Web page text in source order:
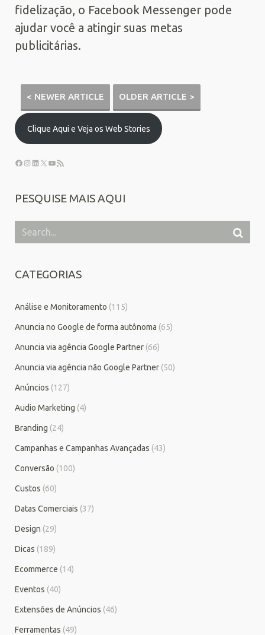
fidelização, o Facebook Messenger pode
ajudar você a atingir suas metas
publicitárias.
< NEWER ARTICLE OLDER ARTICLE >
Clique Aqui e Veja os Web Stories
PESQUISE MAIS AQUI
CATEGORIAS
Análise e Monitoramento (115)
Anuncia no Google de forma autônoma (65)
Anuncia via agência Google Partner (66)
Anuncia via agência não Google Partner (50)
Anúncios (127)
Audio Marketing (4)
Branding (24)
Campanhas e Campanhas Avançadas (43)
Conversão (100)
Custos (60)
Datas Comerciais (37)
Design (29)
Dicas (189)
Ecommerce (14)
Eventos (40)
Extensões de Anúncios (46)
Ferramentas (49)